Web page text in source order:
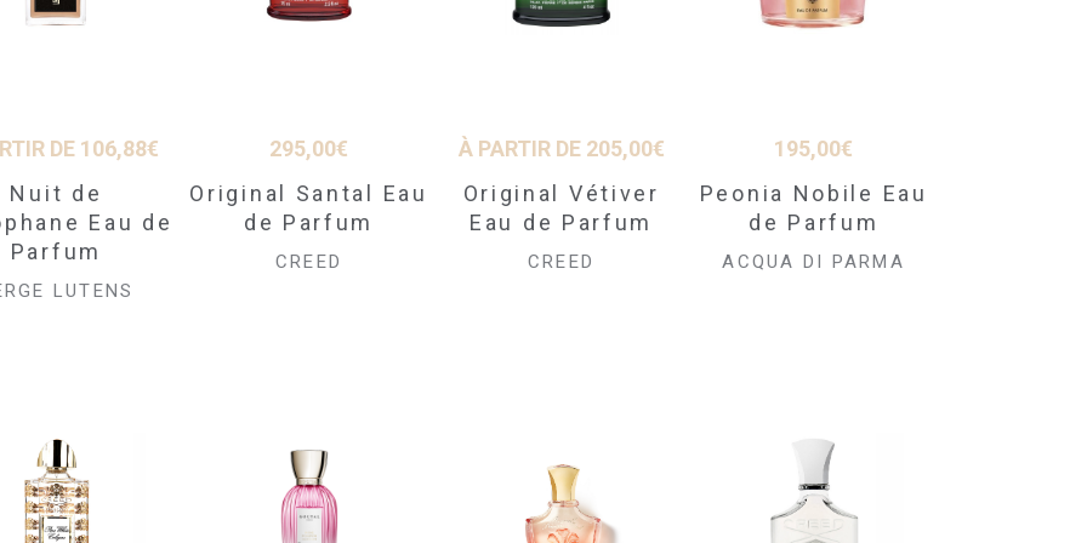
DE 106,88€
Nuit de
Eau de
Parfum
LUTENS
295,00€
Original Santal Eau
de Parfum
CREED
À PARTIR DE 205,00€
Original Vétiver
Eau de Parfum
CREED
195,00€
Peonia Nobile Eau
de Parfum
ACQUA DI PARMA